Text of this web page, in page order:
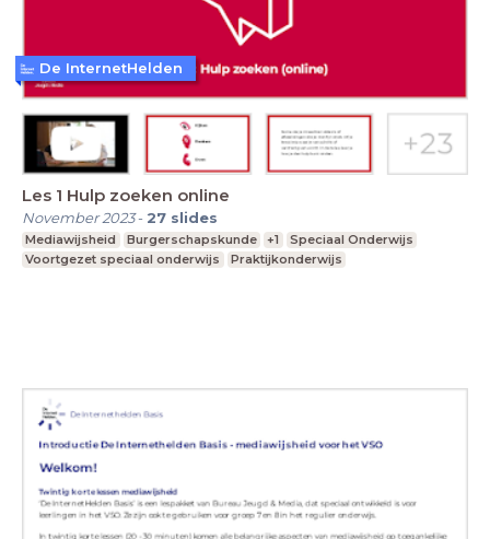
Les 1 Hulp zoeken online
November 2023- 27 slides
Mediawijsheid Burgerschapskunde +1
Speciaal Onderwijs
Voortgezet speciaal onderwijs
Praktijkonderwijs
De InternetHelden